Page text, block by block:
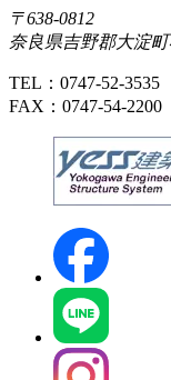
〒638-0812
奈良県吉野郡大淀
TEL：0747-52-3535
FAX：0747-54-2200